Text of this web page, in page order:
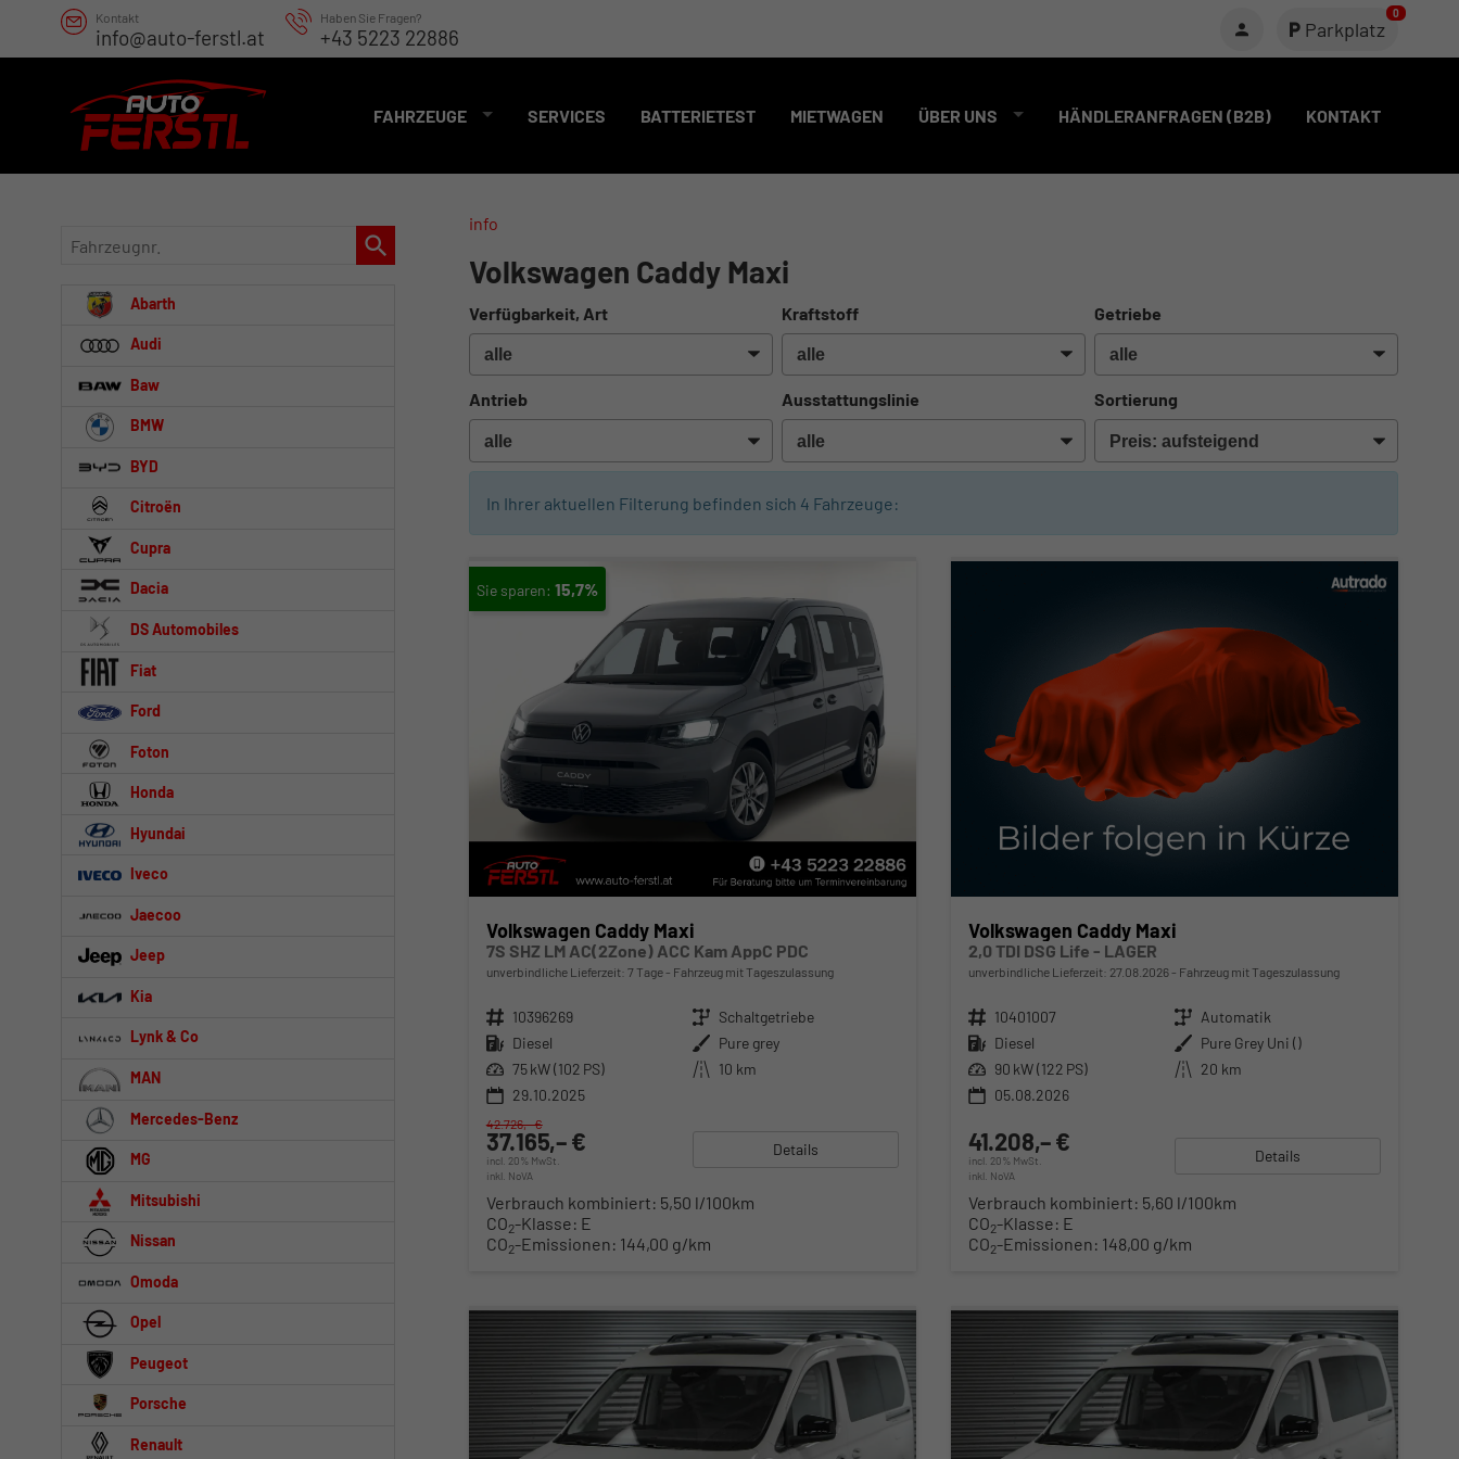
Kontakt
info@auto-ferstl.at
Haben Sie Fragen?
+43 5223 22886 Parkplatz
0
FAHRZEUGE SERVICES BATTERIETEST MIETWAGEN ÜBER UNS HÄNDLERANFRAGEN (B2B) KONTAKT
info
Volkswagen Caddy Maxi
Verfügbarkeit, Art Kraftstoff Getriebe
Antrieb Ausstattungslinie Sortierung
In Ihrer aktuellen Filterung befinden sich 4 Fahrzeuge:
15,7%
Volkswagen Caddy Maxi
7S SHZ LM AC(2Zone) ACC Kam AppC PDC
unverbindliche Lieferzeit: 7 Tage Fahrzeug mit Tageszulassung
Fahrzeugnr. 10396269 Getriebe Schaltgetriebe
Kraftstoff Diesel Außenfarbe Pure grey
Leistung 75 kW (102 PS) Kilometerstand 10 km
29.10.2025
37.165,– €
incl. 20% MwSt.
inkl. NoVA
42.726,– €
Details
Verbrauch kombiniert: 5,50 l/100km
CO2-Klasse: E
CO2-Emissionen: 144,00 g/km
Volkswagen Caddy Maxi
2,0 TDI DSG Life - LAGER
unverbindliche Lieferzeit: 27.08.2026 Fahrzeug mit Tageszulassung
Fahrzeugnr. 10401007 Getriebe Automatik
Kraftstoff Diesel Außenfarbe Pure Grey Uni ()
Leistung 90 kW (122 PS) Kilometerstand 20 km
05.08.2026
41.208,– €
incl. 20% MwSt.
inkl. NoVA
Details
Verbrauch kombiniert: 5,60 l/100km
CO2-Klasse: E
CO2-Emissionen: 148,00 g/km
Fahrzeugnr.
Abarth
Audi
Baw
BMW
BYD
Citroën
Cupra
Dacia
DS Automobiles
Fiat
Ford
Foton
Honda
Hyundai
Iveco
Jaecoo
Jeep
Kia
Lynk & Co
MAN
Mercedes-Benz
MG
Mitsubishi
Nissan
Omoda
Opel
Peugeot
Porsche
Renault